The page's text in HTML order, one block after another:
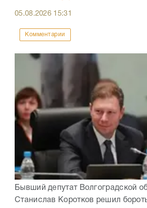
05.08.2026 15:31
Комментарии
Бывший депутат Волгоградской
Станислав Коротков решил